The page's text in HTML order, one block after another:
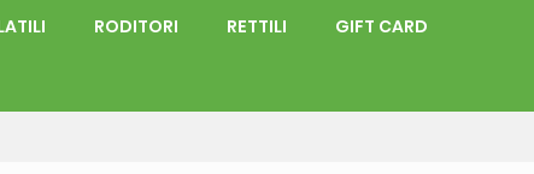
RODITORI RETTILI GIFT CARD